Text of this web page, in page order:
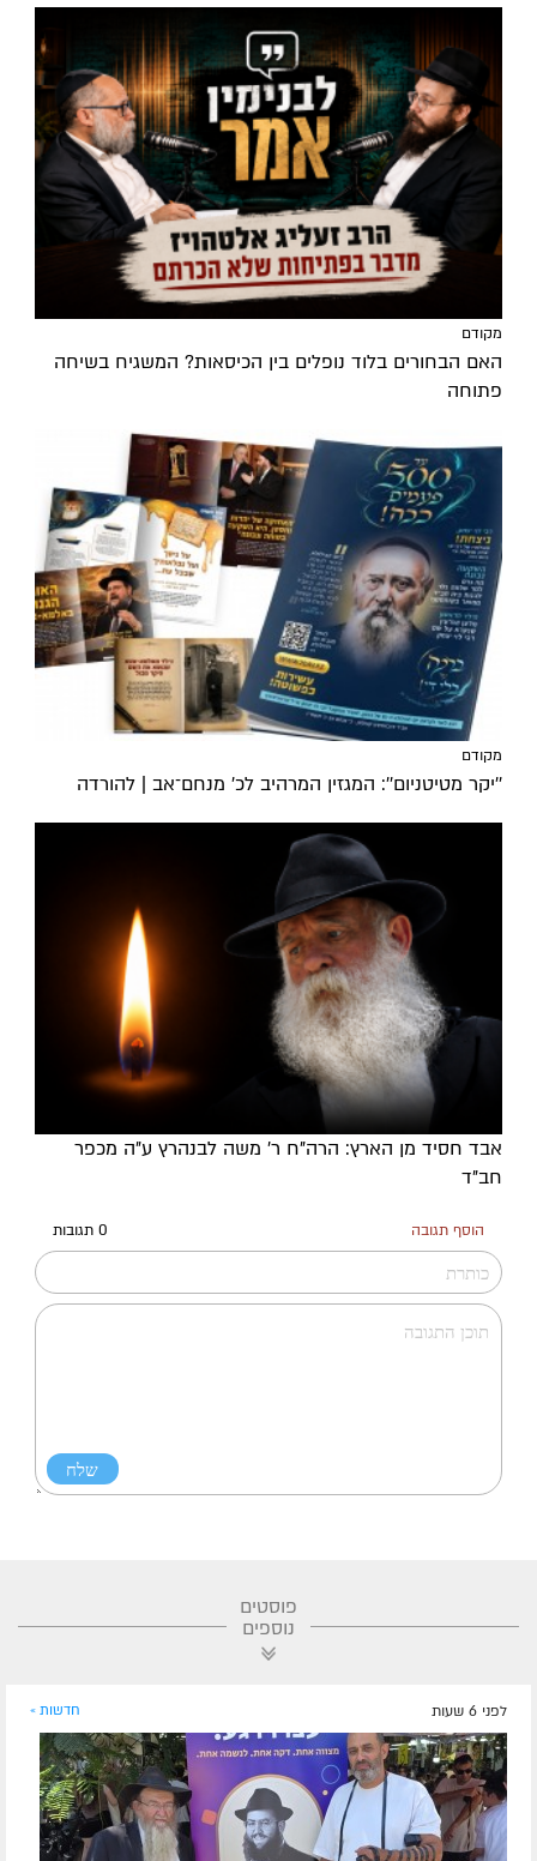
מקודם
האם הבחורים בלוד נופלים בין הכיסאות? המשגיח בשיחה
פתוחה
מקודם
''יקר מטיטניום'': המגזין המרהיב לכ’ מנחם־אב | להורדה
אבד חסיד מן הארץ: הרה"ח ר' משה לבנהרץ ע"ה מכפר
חב"ד
הוסף תגובה 0 תגובות
פוסטים
נוספים
לפני 6 שעות חדשות »